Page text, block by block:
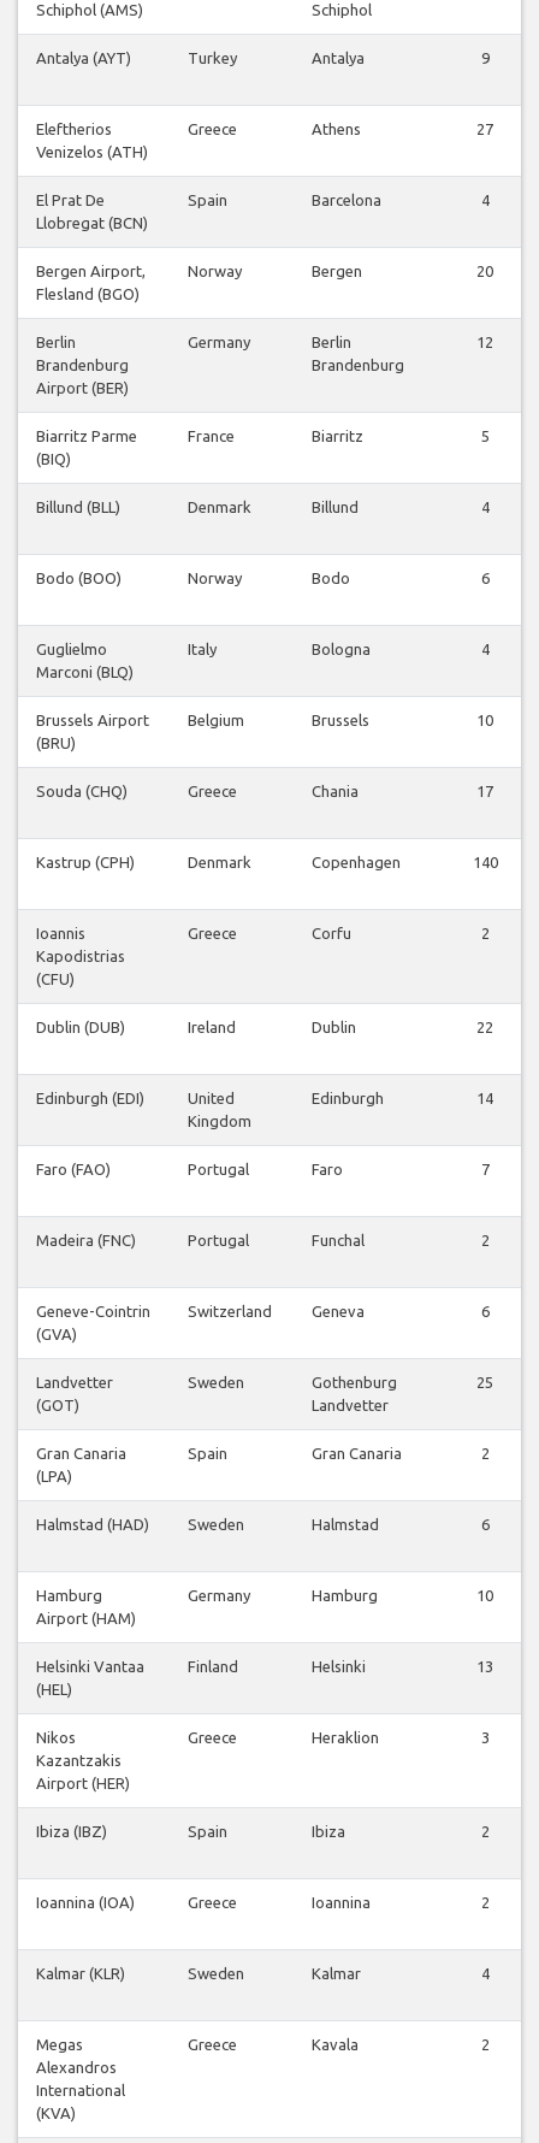
Schiphol (AMS)
Schiphol
Antalya (AYT) Turkey Antalya 9
Eleftherios
Venizelos (ATH)
Greece Athens 27
El Prat De
Llobregat (BCN)
Spain Barcelona 4
Bergen Airport,
Flesland (BGO)
Norway Bergen 20
Berlin
Brandenburg
Airport (BER)
Germany
Berlin
Brandenburg
12
Biarritz Parme
(BIQ)
France Biarritz 5
Billund (BLL) Denmark Billund 4
Bodo (BOO) Norway Bodo 6
Guglielmo
Marconi (BLQ)
Italy Bologna 4
Brussels Airport
(BRU)
Belgium Brussels 10
Souda (CHQ) Greece Chania 17
Kastrup (CPH) Denmark Copenhagen 140
Ioannis
Kapodistrias
(CFU)
Greece Corfu 2
Dublin (DUB) Ireland Dublin 22
Edinburgh (EDI)
United
Kingdom
Edinburgh 14
Faro (FAO) Portugal Faro 7
Madeira (FNC) Portugal Funchal 2
Geneve-Cointrin
(GVA)
Switzerland Geneva 6
Landvetter
(GOT)
Sweden
Gothenburg
Landvetter
25
Gran Canaria
(LPA)
Spain Gran Canaria 2
Halmstad (HAD) Sweden Halmstad 6
Hamburg
Airport (HAM)
Germany Hamburg 10
Helsinki Vantaa
(HEL)
Finland Helsinki 13
Nikos
Kazantzakis
Airport (HER)
Greece Heraklion 3
Ibiza (IBZ) Spain Ibiza 2
Ioannina (IOA) Greece Ioannina 2
Kalmar (KLR) Sweden Kalmar 4
Megas
Alexandros
International
(KVA)
Greece Kavala 2